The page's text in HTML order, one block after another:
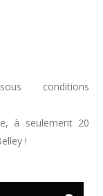
conditions
à seulement 20
!